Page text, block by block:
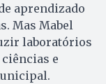
aprendizado
Mas Mabel
laboratórios
e